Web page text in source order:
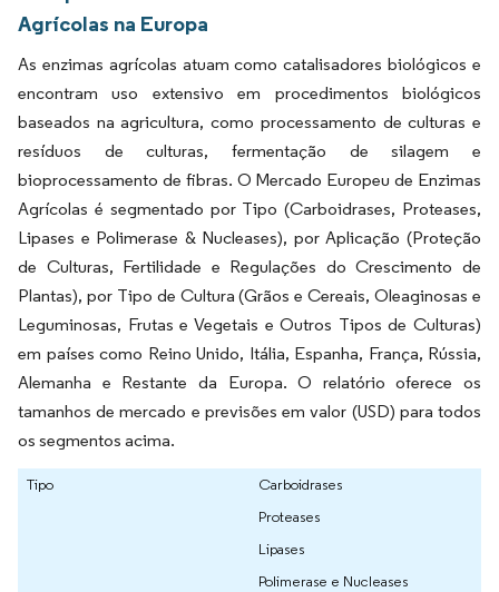
Agrícolas na Europa
As enzimas agrícolas atuam como catalisadores biológicos e
encontram uso extensivo em procedimentos biológicos
baseados na agricultura, como processamento de culturas e
resíduos de culturas, fermentação de silagem e
bioprocessamento de fibras. O Mercado Europeu de Enzimas
Agrícolas é segmentado por Tipo (Carboidrases, Proteases,
Lipases e Polimerase & Nucleases), por Aplicação (Proteção
de Culturas, Fertilidade e Regulações do Crescimento de
Plantas), por Tipo de Cultura (Grãos e Cereais, Oleaginosas e
Leguminosas, Frutas e Vegetais e Outros Tipos de Culturas)
em países como Reino Unido, Itália, Espanha, França, Rússia,
Alemanha e Restante da Europa. O relatório oferece os
tamanhos de mercado e previsões em valor (USD) para todos
os segmentos acima.
Tipo
Carboidrases
Proteases
Lipases
Polimerase e Nucleases